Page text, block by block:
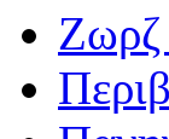
Ζωρζ